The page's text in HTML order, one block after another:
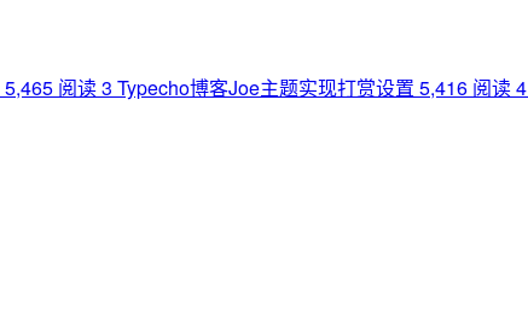
5,465 阅读3 Typecho博客Joe主题实现打赏设置 5,416 阅读4